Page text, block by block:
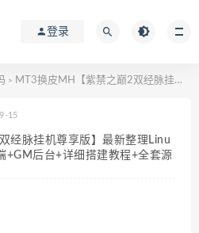
登录
> MT3换皮MH【紫禁之巅2双经脉挂机尊享版】最新整理Linux手工服务端+安卓苹果双端+GM后台+详细搭建教程+全套源码
15
经脉挂机尊享版】最新整理Linu
+GM后台+详细搭建教程+全套源